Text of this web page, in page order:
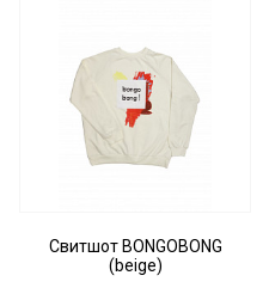
Свитшот BONGOBONG
(beige)